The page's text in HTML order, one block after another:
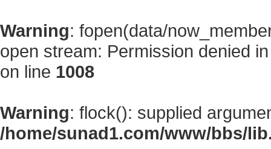
Warning: fopen(data/
open stream: Permission denied
on line 1008
Warning: flock(): supplied
/home/sunad1.com/www/bbs/